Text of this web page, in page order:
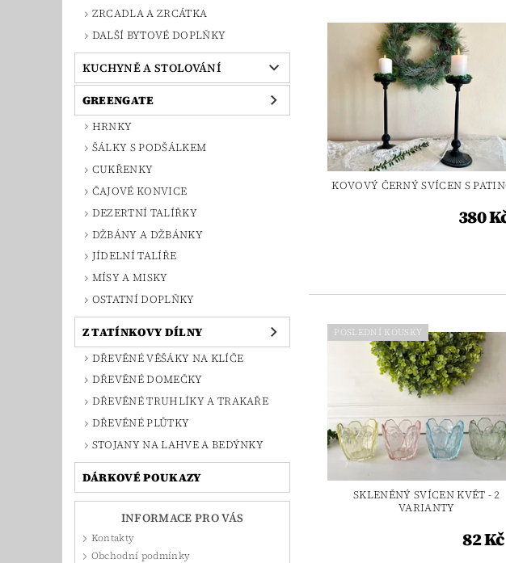
ZRCADLA A ZRCÁTKA
DALŠÍ BYTOVÉ DOPLŇKY
KUCHYNĚ A STOLOVÁNÍ
GREENGATE
HRNKY
ŠÁLKY S PODŠÁLKEM
CUKŘENKY
ČAJOVÉ KONVICE
DEZERTNÍ TALÍŘKY
DŽBÁNY A DŽBÁNKY
JÍDELNÍ TALÍŘE
MÍSY A MISKY
OSTATNÍ DOPLŇKY
Z TATÍNKOVY DÍLNY
DŘEVĚNÉ VĚŠÁKY NA KLÍČE
DŘEVĚNÉ DOMEČKY
DŘEVĚNÉ TRUHLÍKY A TRAKAŘE
DŘEVĚNÉ PLŮTKY
STOJANY NA LAHVE A BEDÝNKY
DÁRKOVÉ POUKAZY
INFORMACE PRO VÁS
Kontakty
Obchodní podmínky
KOVOVÝ ČERNÝ SVÍCEN S
380
POSLEDNÍ KOUSKY
SKLENĚNÝ SVÍCEN KVĚT - 2
VARIANTY
82 Kč